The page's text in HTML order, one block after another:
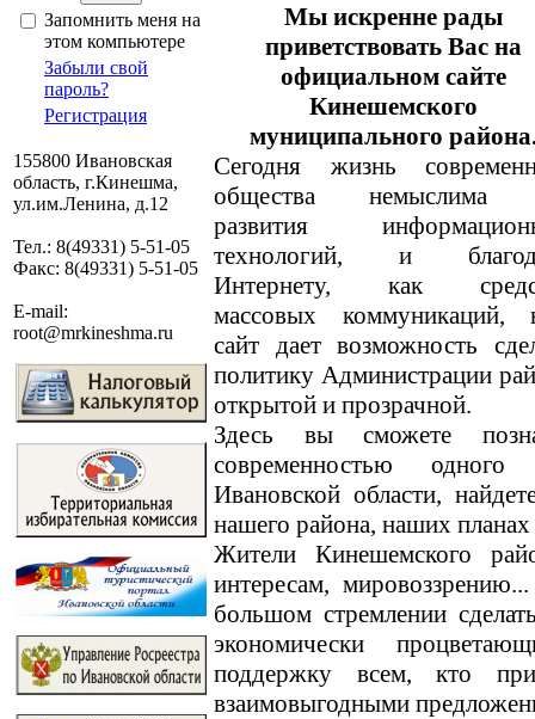
Запомнить меня на
этом компьютере
Забыли свой
пароль?
Регистрация
155800 Ивановская
область, г.Кинешма,
ул.им.Ленина, д.12
Тел.: 8(49331) 5-51-05
Факс: 8(49331) 5-51-05
E-mail:
root@mrkineshma.ru
Мы искренне рады
приветствовать Вас на
официальном сайте
Кинешемского
муниципального
Сегодня жизнь
общества немыслима
развития
технологий, и
Интернету, как
массовых коммуникаций,
сайт дает возможность
политику Администрации
открытой и прозрачной.
Здесь вы сможете
современностью
Ивановской области,
нашего района, наших
Жители Кинешемского
интересам,
большом стремлении
экономически
поддержку всем, кто
взаимовыгодными